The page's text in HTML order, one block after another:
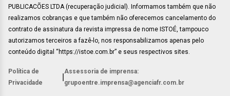
PUBLICACÕES LTDA (recuperação judicial). Informamos também que não
realizamos cobranças e que também não oferecemos cancelamento do
contrato de assinatura da revista impressa de nome ISTOÉ, tampouco
autorizamos terceiros a fazê-lo, nos responsabilizamos apenas pelo
conteúdo digital “https://istoe.com.br” e seus respectivos sites.
Política de
Privacidade
Assessoria de imprensa:
grupoentre.imprensa@agenciafr.com.br